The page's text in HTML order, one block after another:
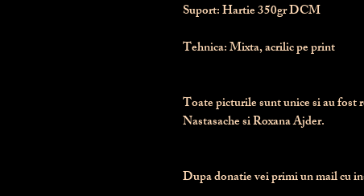
Suport: Hartie 350gr DCM
Tehnica: Mixta, acrilic pe print
Toate picturile sunt unice si au fost
Nastasache si Roxana Ajder.
Dupa donatie vei primi un mail cu